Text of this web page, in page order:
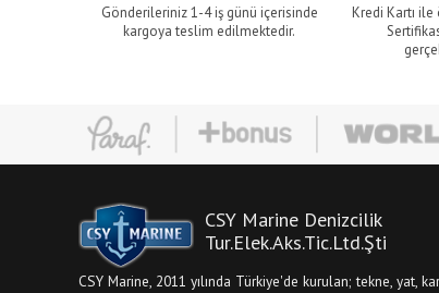
Gönderileriniz 1-4 iş günü içerisinde
kargoya teslim edilmektedir.
Kredi Kartı
CSY Marine Denizcilik
Tur.Elek.Aks.Tic.Ltd.Şti
CSY Marine, 2011 yılında Türkiye'de kurulan; tekne, yat,